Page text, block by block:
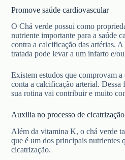
Promove saúde cardiovascular
O Chá verde possui como
nutriente importante para a saúde
contra a calcificação das artérias.
tratada pode levar a um infarto e/
Existem estudos que comprovam
conta a calcificação arterial. Dessa
sua rotina vai contribuir e muito
Auxilia no processo de cicatrização
Além da vitamina K, o chá verde
que é um dos principais nutrientes
cicatrização.